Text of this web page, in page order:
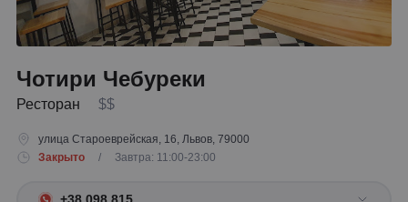
Чотири Чебуреки
Ресторан $$
улица Староеврейская, 16, Львов, 79000
Закрыто
/ Завтра: 11:00-23:00